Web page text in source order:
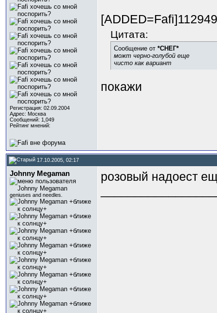
Регистрация: 02.09.2004
Адрес: Москва
Сообщений: 1,049
Рейтинг мнений:
Цитата:
Сообщение от *СНЕГ*
можт черно-голубой еще
чисто как вариант
покажи
17.10.2005, 02:17
Johnny Megaman
geniuses and needles.
розовый надоест